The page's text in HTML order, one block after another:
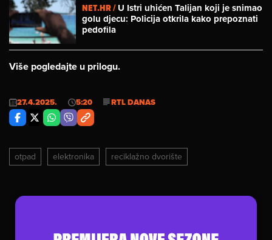
NET.HR /U Istri uhićen Talijan koji je snimao
golu djecu: Policija otkrila kako prepoznati
pedofila
Više pogledajte u prilogu.
27.4.2025. 5:20 RTL DANAS
otpad elektronika reciklažno dvorište